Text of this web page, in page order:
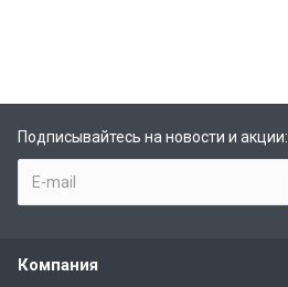
Подписывайтесь на новости и акции:
Компания